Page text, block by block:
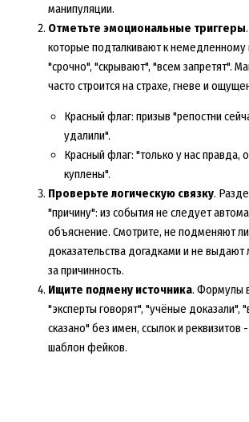
манипуляции.
Отметьте эмоциональные триггеры
которые подталкивают к
"срочно", "скрывают", "всем запретят".
часто строится на страхе, гневе и
Красный флаг: призыв "репостни
удалили".
Красный флаг: "только у нас правда,
куплены".
Проверьте логическую связку.
"причину": из события не следует
объяснение. Смотрите, не подменяют ли
доказательства догадками и не выдают
за причинность.
Ищите подмену источника. Формулы
"эксперты говорят", "учёные доказали",
сказано" без имен, ссылок и реквизитов
шаблон фейков.